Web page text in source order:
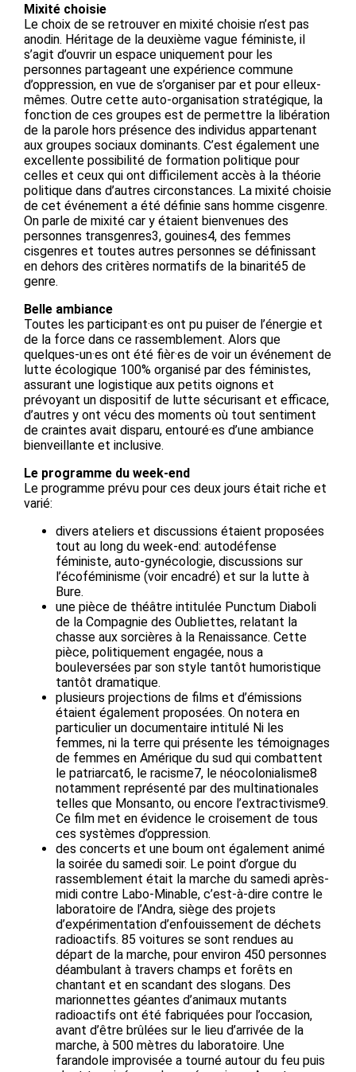
Mixité choisie
Le choix de se retrouver en mixité choisie n’est pas
anodin. Héritage de la deuxième vague féministe, il
s’agit d’ouvrir un espace uniquement pour les
personnes partageant une expérience commune
d’oppression, en vue de s’organiser par et pour elleux-
mêmes. Outre cette auto-organisation stratégique, la
fonction de ces groupes est de permettre la libération
de la parole hors présence des individus appartenant
aux groupes sociaux dominants. C’est également une
excellente possibilité de formation politique pour
celles et ceux qui ont difficilement accès à la théorie
politique dans d’autres circonstances. La mixité choisie
de cet événement a été définie sans homme cisgenre.
On parle de mixité car y étaient bienvenues des
personnes transgenres3, gouines4, des femmes
cisgenres et toutes autres personnes se définissant
en dehors des critères normatifs de la binarité5 de
genre.
Belle ambiance
Toutes les participant·es ont pu puiser de l’énergie et
de la force dans ce rassemblement. Alors que
quelques-un·es ont été fièr·es de voir un événement de
lutte écologique 100% organisé par des féministes,
assurant une logistique aux petits oignons et
prévoyant un dispositif de lutte sécurisant et efficace,
d’autres y ont vécu des moments où tout sentiment
de craintes avait disparu, entouré·es d’une ambiance
bienveillante et inclusive.
Le programme du week-end
Le programme prévu pour ces deux jours était riche et
varié:
divers ateliers et discussions étaient proposées
tout au long du week-end: autodéfense
féministe, auto-gynécologie, discussions sur
l’écoféminisme (voir encadré) et sur la lutte à
Bure.
une pièce de théâtre intitulée Punctum Diaboli
de la Compagnie des Oubliettes, relatant la
chasse aux sorcières à la Renaissance. Cette
pièce, politiquement engagée, nous a
bouleversées par son style tantôt humoristique
tantôt dramatique.
plusieurs projections de films et d’émissions
étaient également proposées. On notera en
particulier un documentaire intitulé Ni les
femmes, ni la terre qui présente les témoignages
de femmes en Amérique du sud qui combattent
le patriarcat6, le racisme7, le néocolonialisme8
notamment représenté par des multinationales
telles que Monsanto, ou encore l’extractivisme9.
Ce film met en évidence le croisement de tous
ces systèmes d’oppression.
des concerts et une boum ont également animé
la soirée du samedi soir. Le point d’orgue du
rassemblement était la marche du samedi après-
midi contre Labo-Minable, c’est-à-dire contre le
laboratoire de l’Andra, siège des projets
d’expérimentation d’enfouissement de déchets
radioactifs. 85 voitures se sont rendues au
départ de la marche, pour environ 450 personnes
déambulant à travers champs et forêts en
chantant et en scandant des slogans. Des
marionnettes géantes d’animaux mutants
radioactifs ont été fabriquées pour l’occasion,
avant d’être brûlées sur le lieu d’arrivée de la
marche, à 500 mètres du laboratoire. Une
farandole improvisée a tourné autour du feu puis